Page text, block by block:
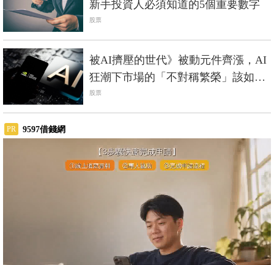
新手投資人必須知道的5個重要數字
股票
被AI擠壓的世代》被動元件齊漲，AI
狂潮下市場的「不對稱繁榮」該如何
解讀？
股票
PR 9597借錢網